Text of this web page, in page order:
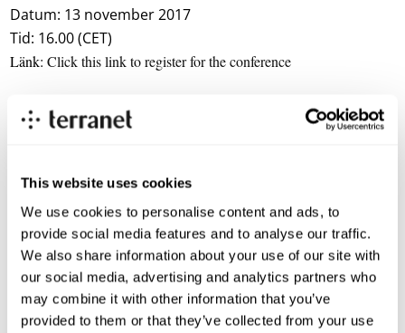
This website uses cookies
We use cookies to personalise content and ads, to
provide social media features and to analyse our traffic.
We also share information about your use of our site with
our social media, advertising and analytics partners who
may combine it with other information that you’ve
provided to them or that they’ve collected from your use
Datum: 13 november 2017
Tid: 16.00 (CET)
Länk:Click this link to register for the conference
För mer information kontakta:
+ 46 70 332 32 62
OM TERRANET
TerraNet levererar en unik patenterad
mjukvaruteknologi som möjliggör intelligent maskin-till-
maskin-kommunikation och strömning av data, inklusive